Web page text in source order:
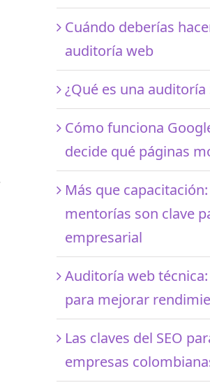
Cuándo deberías
auditoría web
¿Qué es una auditoría
Cómo funciona
decide qué páginas
Más que
mentorías son clave
empresarial
Auditoría web
para mejorar
Las claves del SEO
empresas